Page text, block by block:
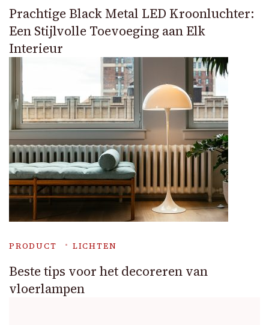
Prachtige Black Metal LED Kroonluchter:
Een Stijlvolle Toevoeging aan Elk
Interieur
PRODUCT LICHTEN
Beste tips voor het decoreren van
vloerlampen